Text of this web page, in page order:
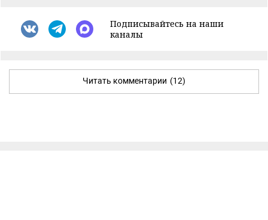
Подписывайтесь на наши
каналы
Читать комментарии (12)